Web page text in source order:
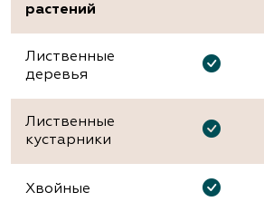
растений
Лиственные
деревья
Лиственные
кустарники
Хвойные